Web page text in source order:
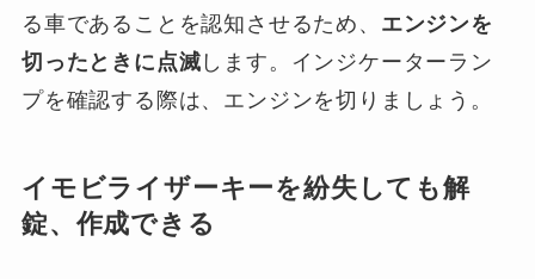
る車であることを認知させるため、 エンジンを
切ったときに点滅 します。インジケーターラン
プを確認する際は、エンジンを切りましょう。
イモビライザーキーを紛失しても解
錠、作成できる